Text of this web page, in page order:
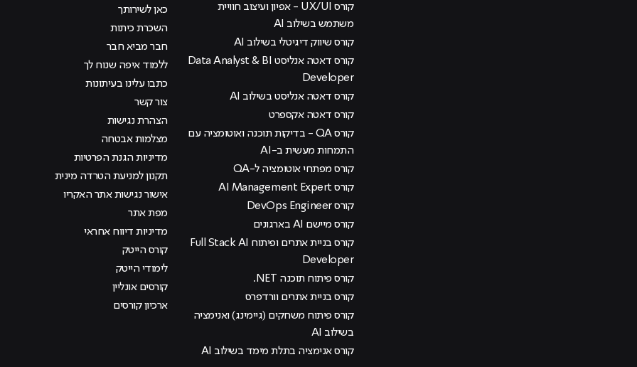
קורס UX/UI - אפיון ועיצוב חוויית
משתמש בשילוב AI
קורס שיווק דיגיטלי בשילוב AI
קורס דאטה אנליסט Data Analyst & BI
Developer
קורס דאטה אנליסט בשילוב AI
קורס דאטה אקספרט
קורס QA - בדיקות תוכנה ואוטומציה עם
התמחות מעשית ב-AI
קורס מפתחי אוטומציה ל-QA
קורס AI Management Expert
קורס DevOps Engineer
קורס מיישם AI בארגונים
קורס בניית אתרים ופיתוח Full Stack AI
Developer
קורס פיתוח תוכנה NET.
קורס בניית אתרים וורדפרס
קורס פיתוח משחקים (גיימינג) ואנימציה
בשילוב AI
קורס אנימציה בתלת מימד בשילוב AI
כאן לשירותך
השכרת כיתות
חבר מביא חבר
ללמוד איפה שנוח לך
כתבו עלינו בעיתונות
צור קשר
הצהרת נגישות
מצלמות אבטחה
מדיניות הגנת הפרטיות
תקנון למניעת הטרדה מינית
אישור נגישות אתר האקריו
מפת אתר
מדיניות דיווח אחראי
קורס הייטק
לימודי הייטק
קורסים אונליין
ארכיון קורסים